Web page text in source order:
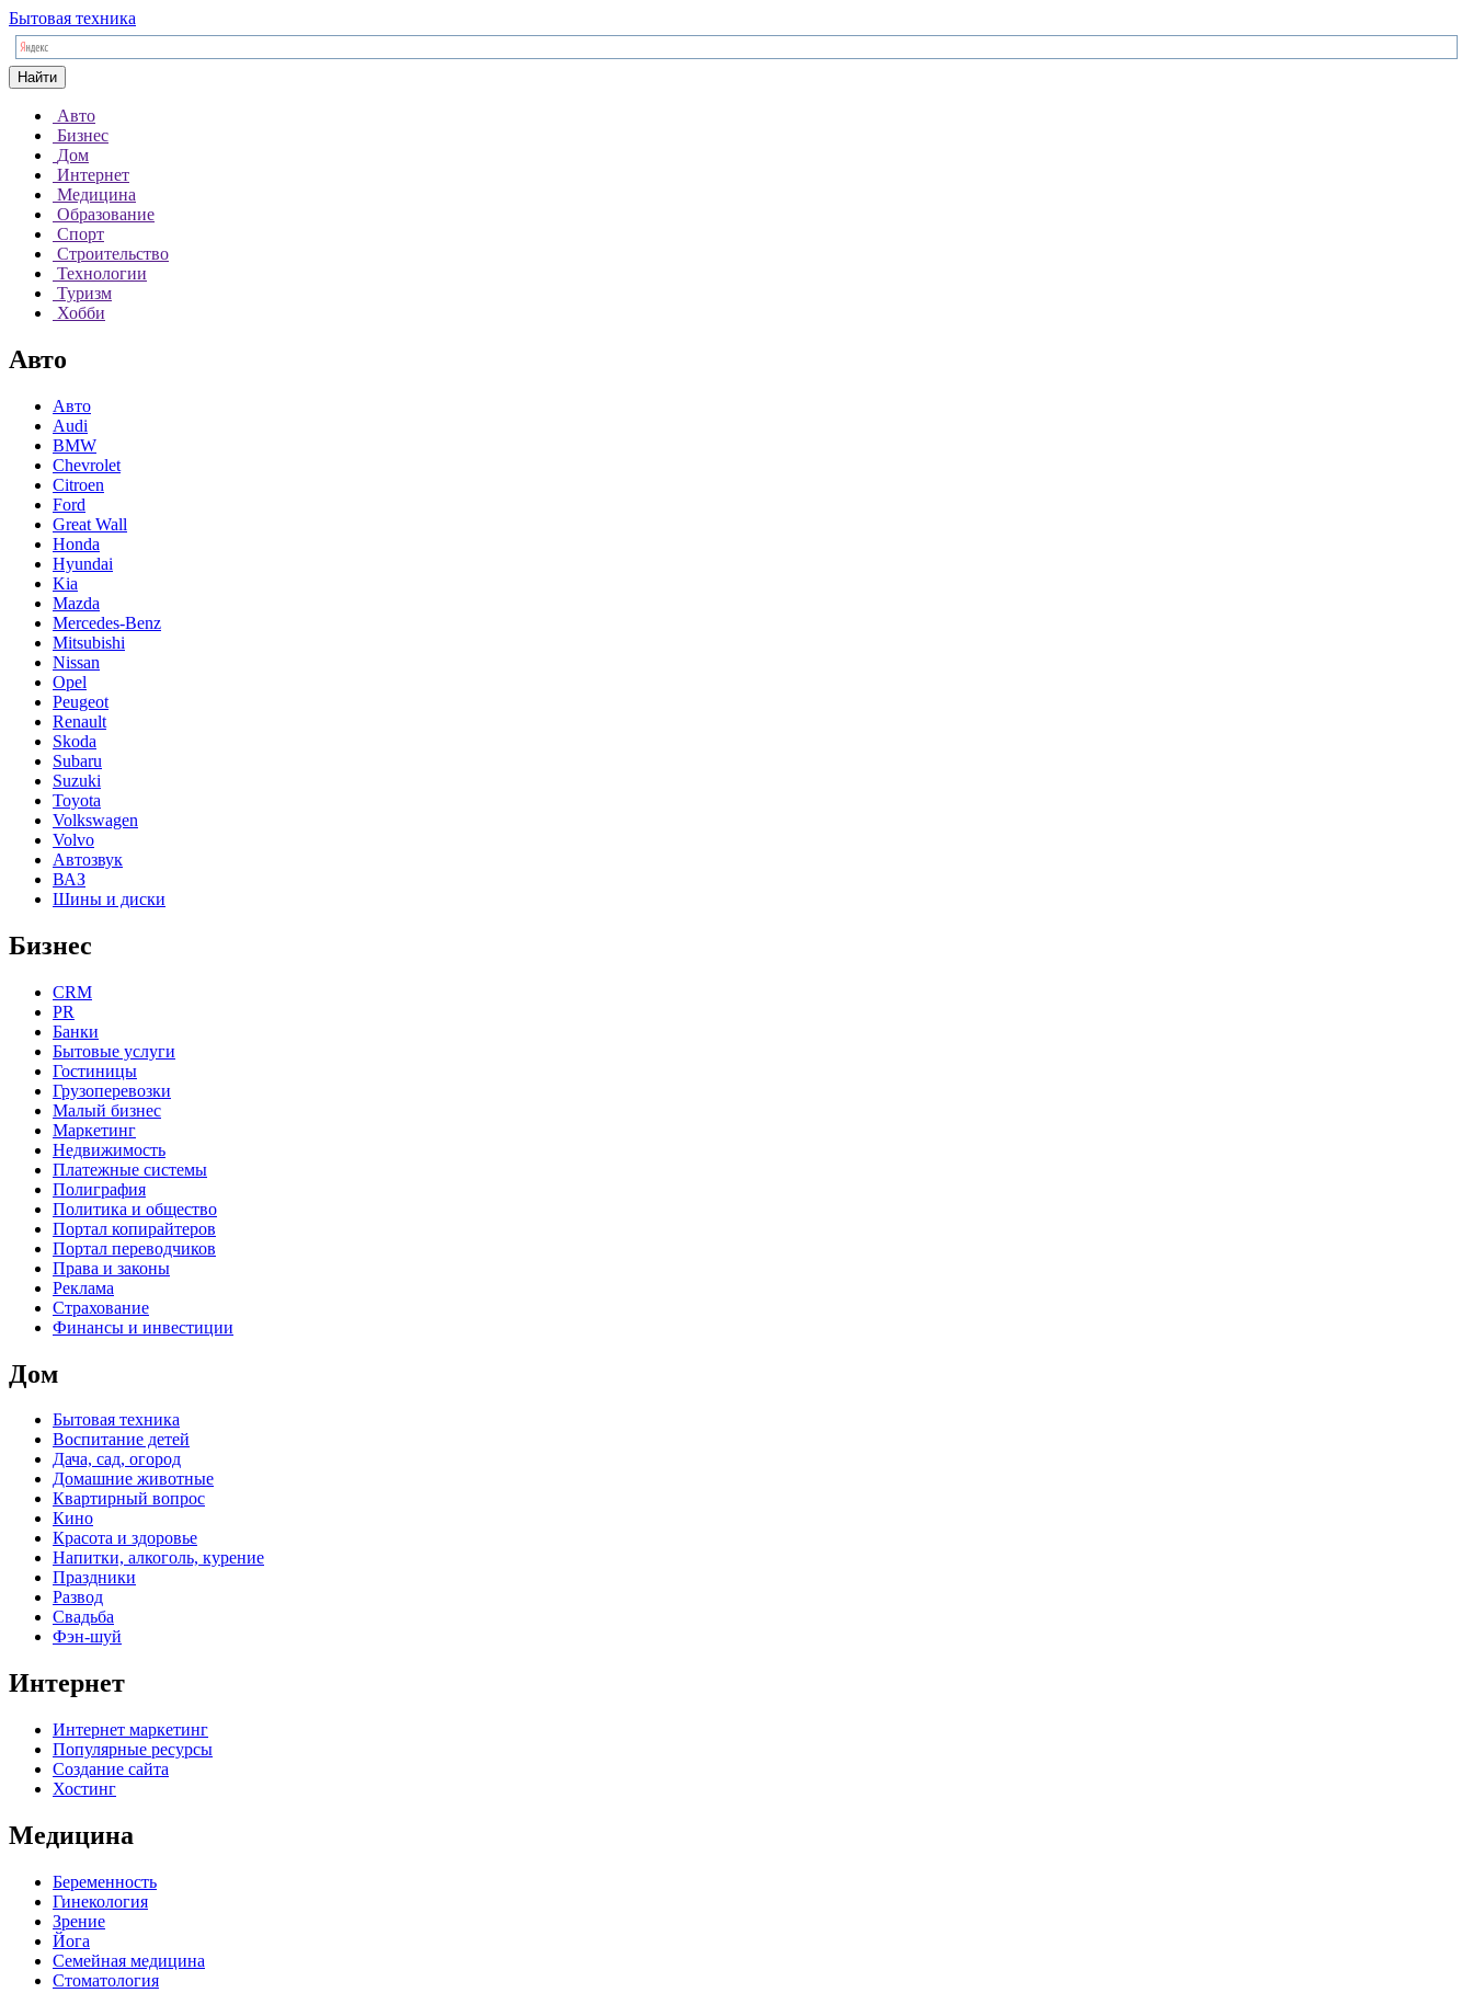
Бытовая техника
Найти
Авто
Бизнес
Дом
Интернет
Медицина
Образование
Спорт
Строительство
Технологии
Туризм
Хобби
Авто
Авто
Audi
BMW
Chevrolet
Citroen
Ford
Great Wall
Honda
Hyundai
Kia
Mazda
Mercedes-Benz
Mitsubishi
Nissan
Opel
Peugeot
Renault
Skoda
Subaru
Suzuki
Toyota
Volkswagen
Volvo
Автозвук
ВАЗ
Шины и диски
Бизнес
CRM
PR
Банки
Бытовые услуги
Гостиницы
Грузоперевозки
Малый бизнес
Маркетинг
Недвижимость
Платежные системы
Полиграфия
Политика и общество
Портал копирайтеров
Портал переводчиков
Права и законы
Реклама
Страхование
Финансы и инвестиции
Дом
Бытовая техника
Воспитание детей
Дача, сад, огород
Домашние животные
Квартирный вопрос
Кино
Красота и здоровье
Напитки, алкоголь, курение
Праздники
Развод
Свадьба
Фэн-шуй
Интернет
Интернет маркетинг
Популярные ресурсы
Создание сайта
Хостинг
Медицина
Беременность
Гинекология
Зрение
Йога
Семейная медицина
Стоматология